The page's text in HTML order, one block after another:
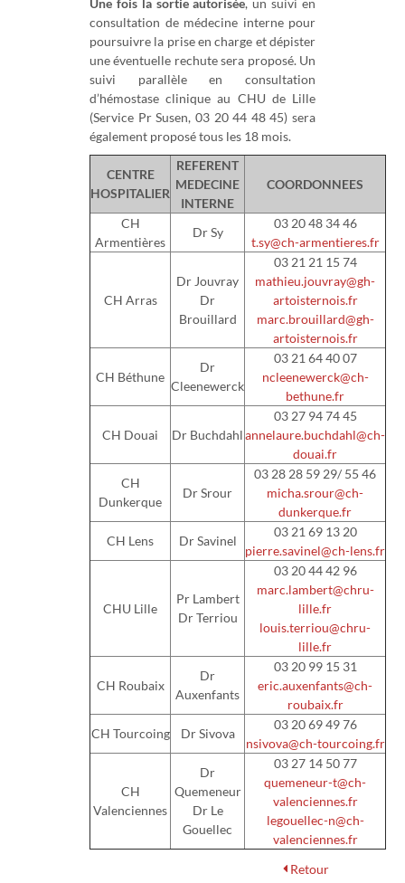
Une fois la sortie autorisée, un suivi en
consultation de médecine interne pour
poursuivre la prise en charge et dépister
une éventuelle rechute sera proposé. Un
suivi parallèle en consultation
d’hémostase clinique au CHU de Lille
(Service Pr Susen, 03 20 44 48 45) sera
également proposé tous les 18 mois.
CENTRE
HOSPITALIER
REFERENT
MEDECINE
INTERNE
COORDONNEES
CH
Armentières
Dr Sy
03 20 48 34 46
t.sy@ch-armentieres.fr
CH Arras
Dr Jouvray
Dr
Brouillard
03 21 21 15 74
mathieu.jouvray@gh-
artoisternois.fr
marc.brouillard@gh-
artoisternois.fr
CH Béthune
Dr
Cleenewerck
03 21 64 40 07
ncleenewerck@ch-
bethune.fr
CH Douai Dr Buchdahl
03 27 94 74 45
annelaure.buchdahl@ch-
douai.fr
CH
Dunkerque
Dr Srour
03 28 28 59 29/ 55 46
micha.srour@ch-
dunkerque.fr
CH Lens
Dr Savinel
03 21 69 13 20
pierre.savinel@ch-lens.fr
CHU Lille
Pr Lambert
Dr Terriou
03 20 44 42 96
marc.lambert@chru-
lille.fr
louis.terriou@chru-
lille.fr
CH Roubaix
Dr
Auxenfants
03 20 99 15 31
eric.auxenfants@ch-
roubaix.fr
CH Tourcoing
Dr Sivova
03 20 69 49 76
nsivova@ch-tourcoing.fr
CH
Valenciennes
Dr
Quemeneur
Dr Le
Gouellec
03 27 14 50 77
quemeneur-t@ch-
valenciennes.fr
legouellec-n@ch-
valenciennes.fr
Retour